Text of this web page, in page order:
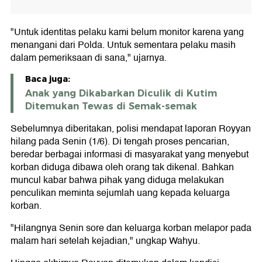
"Untuk identitas pelaku kami belum monitor karena yang
menangani dari Polda. Untuk sementara pelaku masih
dalam pemeriksaan di sana," ujarnya.
Baca juga:
Anak yang Dikabarkan Diculik di Kutim
Ditemukan Tewas di Semak-semak
Sebelumnya diberitakan, polisi mendapat laporan Royyan
hilang pada Senin (1/6). Di tengah proses pencarian,
beredar berbagai informasi di masyarakat yang menyebut
korban diduga dibawa oleh orang tak dikenal. Bahkan
muncul kabar bahwa pihak yang diduga melakukan
penculikan meminta sejumlah uang kepada keluarga
korban.
"Hilangnya Senin sore dan keluarga korban melapor pada
malam hari setelah kejadian," ungkap Wahyu.